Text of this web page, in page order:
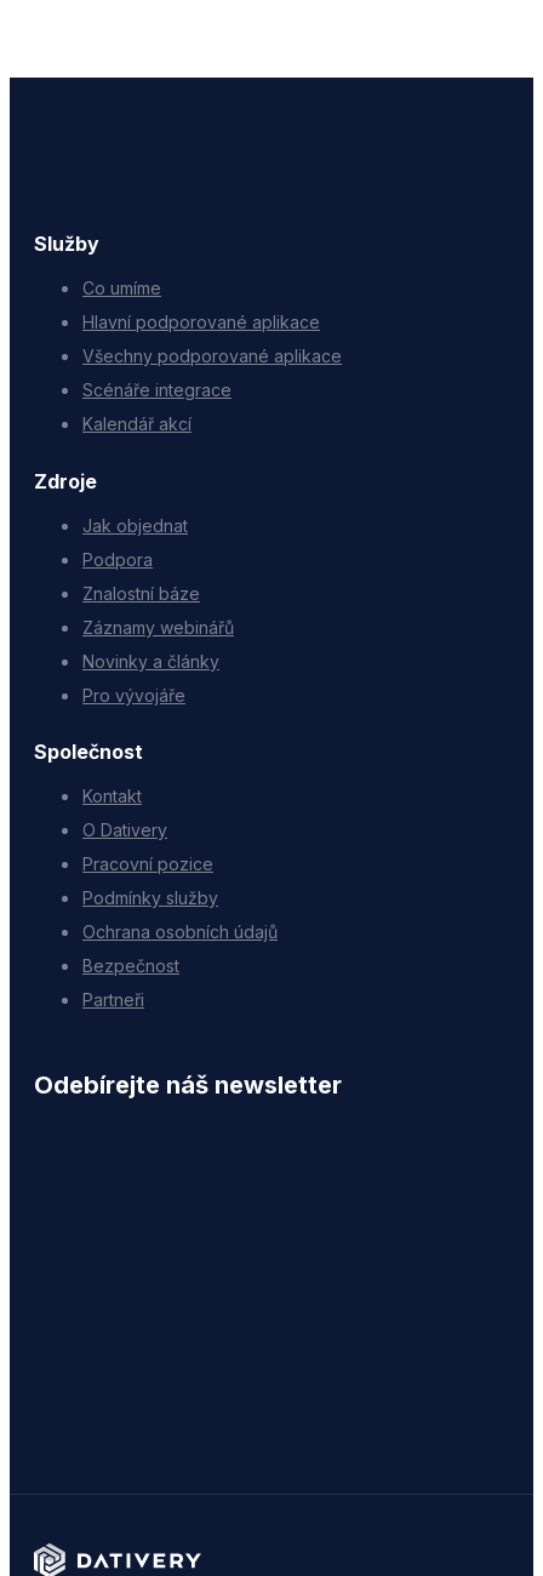
Služby
Co umíme
Hlavní podporované aplikace
Všechny podporované aplikace
Scénáře integrace
Kalendář akcí
Zdroje
Jak objednat
Podpora
Znalostní báze
Záznamy webinářů
Novinky a články
Pro vývojáře
Společnost
Kontakt
O Dativery
Pracovní pozice
Podmínky služby
Ochrana osobních údajů
Bezpečnost
Partneři
Odebírejte náš newsletter